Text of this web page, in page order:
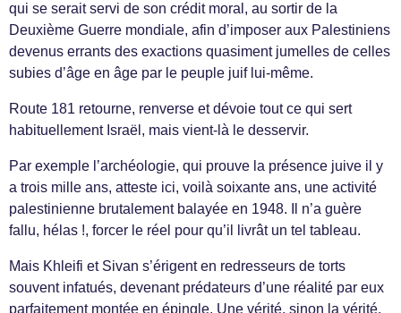
qui se serait servi de son crédit moral, au sortir de la
Deuxième Guerre mondiale, afin d’imposer aux Palestiniens
devenus errants des exactions quasiment jumelles de celles
subies d’âge en âge par le peuple juif lui-même.
Route 181 retourne, renverse et dévoie tout ce qui sert
habituellement Israël, mais vient-là le desservir.
Par exemple l’archéologie, qui prouve la présence juive il y
a trois mille ans, atteste ici, voilà soixante ans, une activité
palestinienne brutalement balayée en 1948. Il n’a guère
fallu, hélas !, forcer le réel pour qu’il livrât un tel tableau.
Mais Khleifi et Sivan s’érigent en redresseurs de torts
souvent infatués, devenant prédateurs d’une réalité par eux
parfaitement montée en épingle. Une vérité, sinon la vérité,